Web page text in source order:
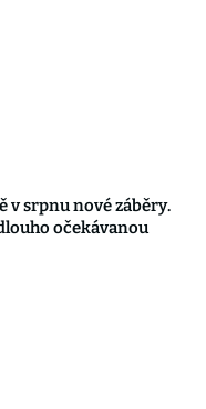
v srpnu nové záběry.
očekávanou